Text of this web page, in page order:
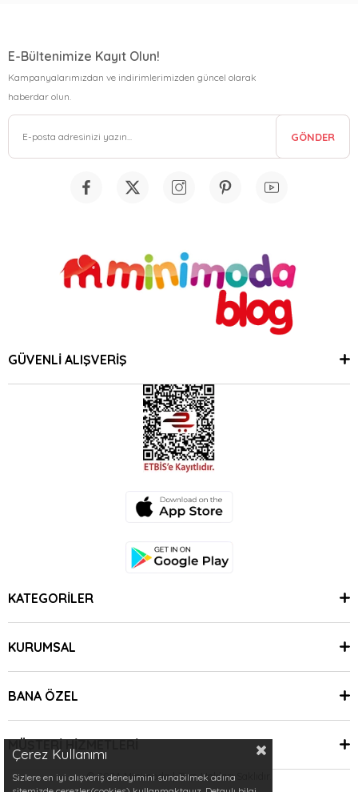
E-Bültenimize Kayıt Olun!
Kampanyalarımızdan ve indirimlerimizden güncel olarak
haberdar olun.
GÖNDER
GÜVENLİ ALIŞVERİŞ
KATEGORİLER
KURUMSAL
BANA ÖZEL
MÜŞTERİ HİZMETLERİ
© 2024 Minimoda | Tüm Hakları Saklıdır.
Çerez Kullanımı
Sizlere en iyi alışveriş deneyimini sunabilmek adına